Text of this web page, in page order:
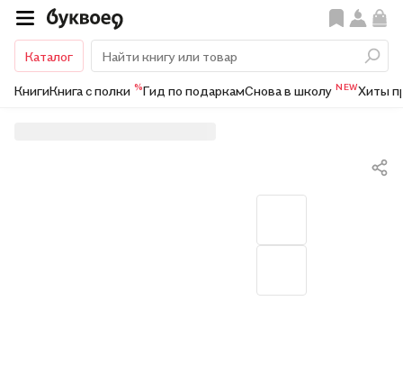
Каталог
КнигиКнига с полки %Гид по подаркамСнова в школу NEWХиты